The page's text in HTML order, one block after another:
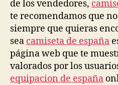
de los vendedores,
te recomendamos que
siempre que quieras
sea camiseta de españa
página web que te
valorados por los
equipacion de españa